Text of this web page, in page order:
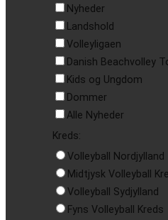
Nyheder
Landshold
Volleyligaen
Danish Beachvolley
Kids og Ungdom
Dommer
Alle Nyheder
Kreds:
Volleyball Nordjylland
Midtjysk Volleyball
Volleyball Sydjylland
Fyns Volleyball Kreds